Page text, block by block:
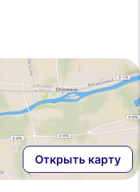
Открыть карту